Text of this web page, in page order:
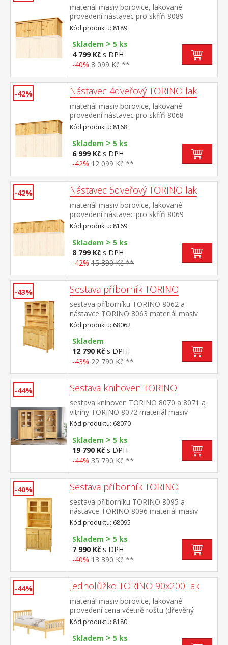
materiál masiv borovice, lakované
provedení nástavec pro skříň 8089
Kód produktu: 8189
Skladem > 5 ks
4 799 Kč s DPH
-40% 8 099 Kč **
-42% Nástavec 4dveřový TORINO lak
materiál masiv borovice, lakované
provedení nástavec pro skříň 8068
Kód produktu: 8168
Skladem > 5 ks
6 999 Kč s DPH
-42% 12 099 Kč **
-42% Nástavec 5dveřový TORINO lak
materiál masiv borovice, lakované
provedení nástavec pro skříň 8069
Kód produktu: 8169
Skladem > 5 ks
8 799 Kč s DPH
-42% 15 390 Kč **
-43% Sestava příborník TORINO
sestava příborníku TORINO 8062 a
nástavce TORINO 8063 materiál masiv
borovice, lakované provedení příborník: 3
dveře, 3 zásuvky s kovovými
pojezdy nástavec: dvoje prosklená
dvířka rozměr příborníku (š/h/v) 129 × 40 ×
80 cm rozměr nástavce (š/h/v) 129 × 33 ×
Kód produktu: 68062
Skladem
12 790 Kč s DPH
-43% 22 790 Kč **
-44% Sestava knihoven TORINO
sestava knihoven TORINO 8070 a 8071 a
vitríny TORINO 8072 materiál masiv
borovice, lakované provedení knihovna
8070: čtyři police knihovna 8071: tři police,
dvě zásuvky s kovovými pojezdy vitrína
8072: dvoje částečně prosklené dveře, čtyři
police rozměr knihovny 8070 (š/h/v) 85 × 37
37 × 190 cm rozměr vitríny 8072 (š/h/v) 85
× 37 × 190 cm
Kód produktu: 68070
Skladem > 5 ks
19 790 Kč s DPH
-44% 35 790 Kč **
-40% Sestava příborník TORINO
sestava příborníku TORINO 8095 a
nástavce TORINO 8096 materiál masiv
borovice, lakované provedení příborník: 2
zásuvky s kovovými pojezdy, 2 plné dveře,
1 police nástavec: 2 prosklené dveře, 1
police rozměr příborníku (š/h/v) 90 × 40 ×
80 cm rozměr nástavce (š/h/v) 90 × 33 ×
Kód produktu: 68095
Skladem > 5 ks
7 990 Kč s DPH
-40% 13 390 Kč **
-44% Jednolůžko TORINO 90x200 lak
materiál masiv borovice, lakované
provedení cena včetně roštu (dřevěný
laťkový) bez matrace doporučený rozměr
matrace 90 × 200 cm
Kód produktu: 8180
Skladem > 5 ks